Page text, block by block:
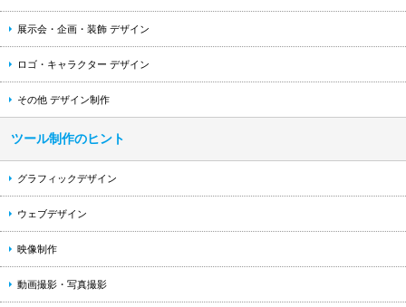
展示会・企画・装飾 デザイン
ロゴ・キャラクター デザイン
その他 デザイン制作
ツール制作のヒント
グラフィックデザイン
ウェブデザイン
映像制作
動画撮影・写真撮影